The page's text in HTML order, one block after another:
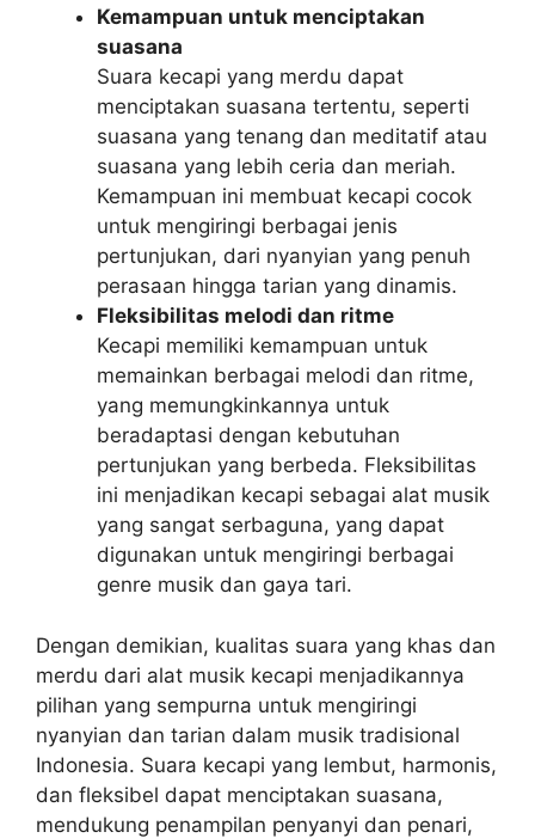
Kemampuan untuk menciptakan
suasana
Suara kecapi yang merdu dapat
menciptakan suasana tertentu, seperti
suasana yang tenang dan meditatif atau
suasana yang lebih ceria dan meriah.
Kemampuan ini membuat kecapi cocok
untuk mengiringi berbagai jenis
pertunjukan, dari nyanyian yang penuh
perasaan hingga tarian yang dinamis.
Fleksibilitas melodi dan ritme
Kecapi memiliki kemampuan untuk
memainkan berbagai melodi dan ritme,
yang memungkinkannya untuk
beradaptasi dengan kebutuhan
pertunjukan yang berbeda. Fleksibilitas
ini menjadikan kecapi sebagai alat musik
yang sangat serbaguna, yang dapat
digunakan untuk mengiringi berbagai
genre musik dan gaya tari.
Dengan demikian, kualitas suara yang khas dan
merdu dari alat musik kecapi menjadikannya
pilihan yang sempurna untuk mengiringi
nyanyian dan tarian dalam musik tradisional
Indonesia. Suara kecapi yang lembut, harmonis,
dan fleksibel dapat menciptakan suasana,
mendukung penampilan penyanyi dan penari,